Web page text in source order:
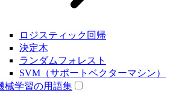
ロジスティック回帰
決定木
ランダムフォレスト
SVM（サポートベクターマシン）
械学習の用語集